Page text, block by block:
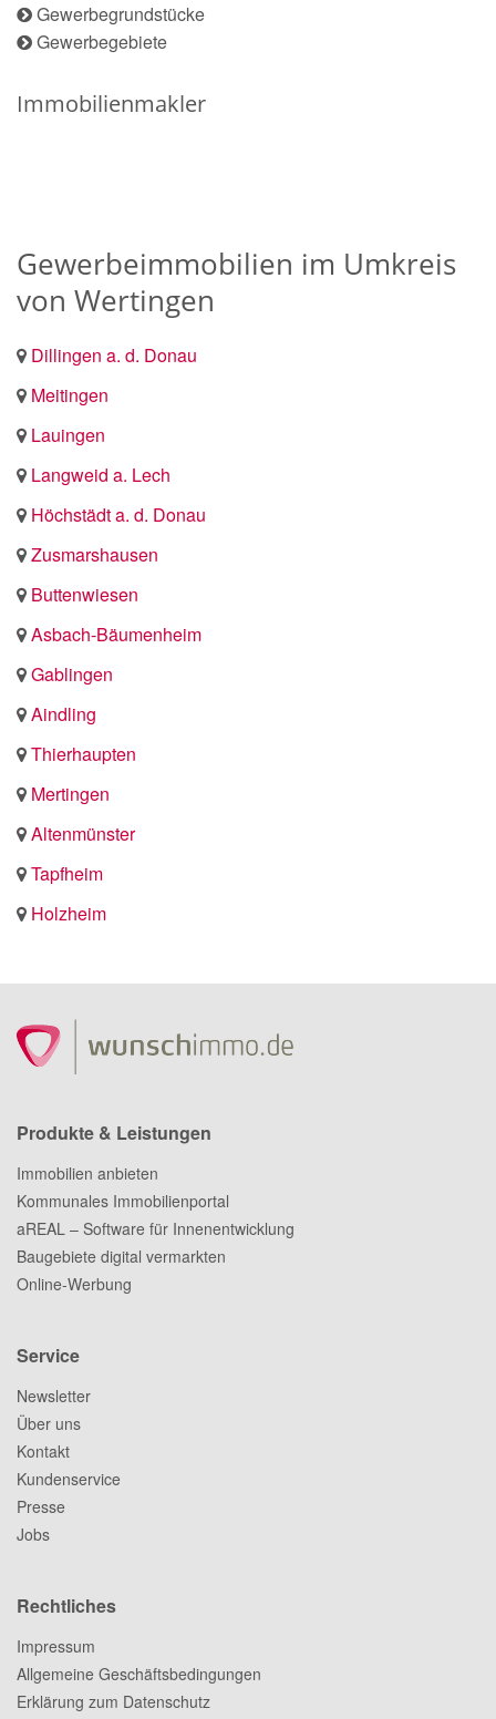
Gewerbegrundstücke
Gewerbegebiete
Immobilienmakler
Gewerbeimmobilien im Umkreis
von Wertingen
Dillingen a. d. Donau
Meitingen
Lauingen
Langweid a. Lech
Höchstädt a. d. Donau
Zusmarshausen
Buttenwiesen
Asbach-Bäumenheim
Gablingen
Aindling
Thierhaupten
Mertingen
Altenmünster
Tapfheim
Holzheim
Produkte & Leistungen
Immobilien anbieten
Kommunales Immobilienportal
aREAL – Software für Innenentwicklung
Baugebiete digital vermarkten
Online-Werbung
Service
Newsletter
Über uns
Kontakt
Kundenservice
Presse
Jobs
Rechtliches
Impressum
Allgemeine Geschäftsbedingungen
Erklärung zum Datenschutz